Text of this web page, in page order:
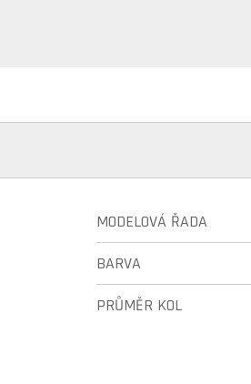
MODELOVÁ ŘADA
BARVA
PRŮMĚR KOL